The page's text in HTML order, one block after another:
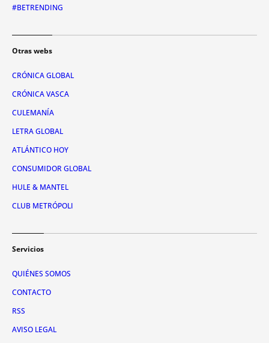
#BETRENDING
Otras webs
CRÓNICA GLOBAL
CRÓNICA VASCA
CULEMANÍA
LETRA GLOBAL
ATLÁNTICO HOY
CONSUMIDOR GLOBAL
HULE & MANTEL
CLUB METRÓPOLI
Servicios
QUIÉNES SOMOS
CONTACTO
RSS
AVISO LEGAL